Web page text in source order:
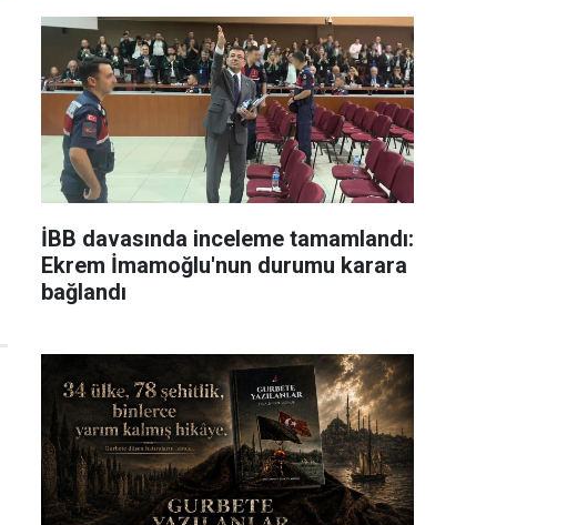
İBB davasında inceleme tamamlandı:
Ekrem İmamoğlu'nun durumu karara
bağlandı